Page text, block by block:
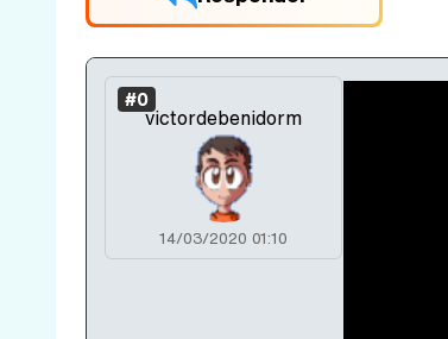
#0
victordebenidorm
14/03/2020 01:10